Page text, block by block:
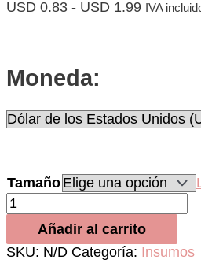
USD 0.83 - USD 1.99Rango
IVA
Moneda:
Tamaño
Tira
de
cristal
transparente
Añadir al carrito
SKU: N/D Categoría: Insumos